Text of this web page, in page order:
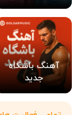
آهنگ باشگاه
جدید